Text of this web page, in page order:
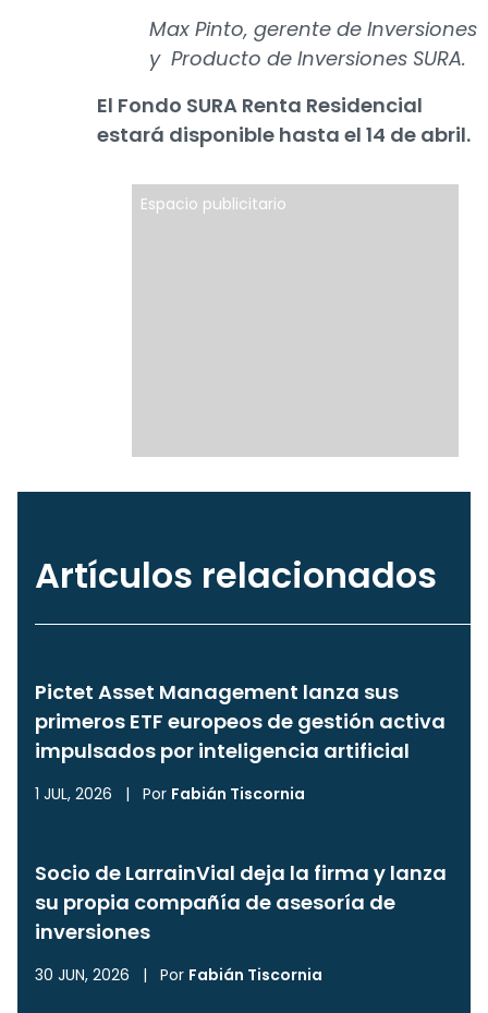
Max Pinto, gerente de Inversiones
y Producto de Inversiones SURA.
El Fondo SURA Renta Residencial
estará disponible hasta el 14 de abril.
Espacio publicitario
Artículos relacionados
Pictet Asset Management lanza sus
primeros ETF europeos de gestión activa
impulsados por inteligencia artificial
1 JUL, 2026 | Por Fabián Tiscornia
Socio de LarrainVial deja la firma y lanza
su propia compañía de asesoría de
inversiones
30 JUN, 2026 | Por Fabián Tiscornia